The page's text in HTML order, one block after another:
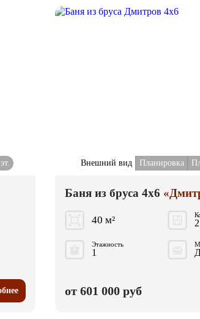
Внешний вид Планировка
Баня из бруса 4x6
40 м² 2
Этажность
1
от 601 000 руб